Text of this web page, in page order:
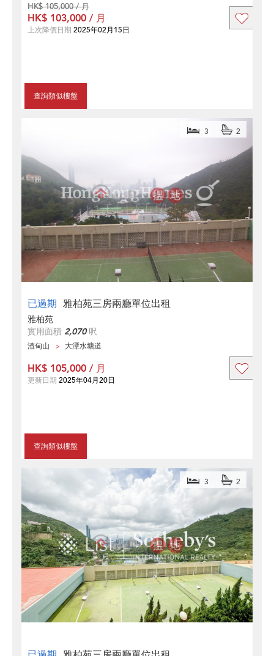
查詢類似樓盤
HK$ 105,000 / 月
HK$ 103,000 / 月
上次降價日期 2025年02月15日
已過期 雅柏苑三房兩廳單位出租
3 2
雅柏苑
實用面積 2,070呎
渣甸山 大潭水塘道
查詢類似樓盤
HK$ 105,000 / 月
更新日期 2025年04月20日
3 2